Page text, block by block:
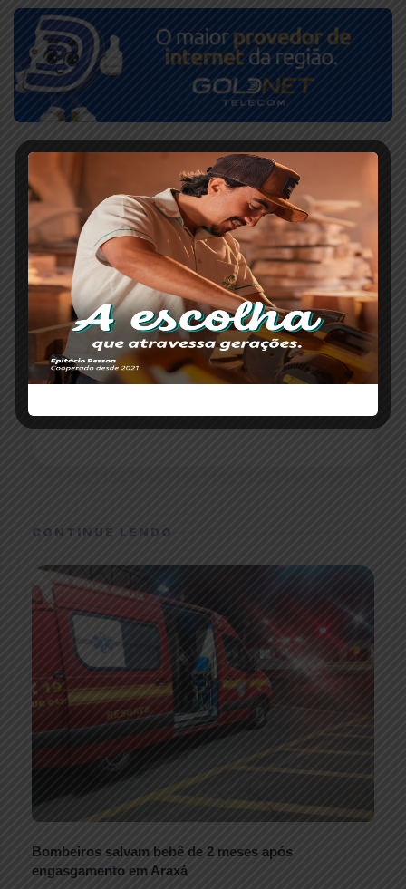
ESCRITO POR
Redação Paranaíba Agora
O portal Paranaíba Agora completa oito anos
levando informação com responsabilidade e
CONTINUE LENDO
Bombeiros salvam bebê de 2 meses após
engasgamento em Araxá